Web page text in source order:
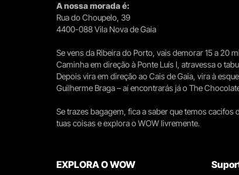
A nossa morada é:
Rua do Choupelo, 39
4400-088 Vila Nova de Gaia
Se vens da Ribeira do Porto, vais demorar 15 a 20
Caminha em direção à Ponte Luís I, atravessa o
Depois vira em direção ao Cais de Gaia, vira à
Guilherme Braga – aí encontrarás já o The
Se trazes bagagem, fica a saber que temos
tuas coisas e explora o WOW livremente.
EXPLORA O WOW